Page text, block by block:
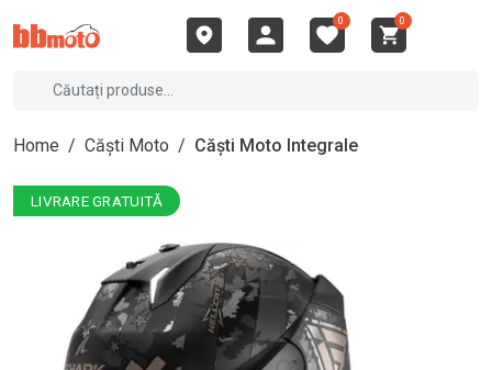
0 0
Home / Căști Moto / Căști Moto Integrale
LIVRARE GRATUITĂ